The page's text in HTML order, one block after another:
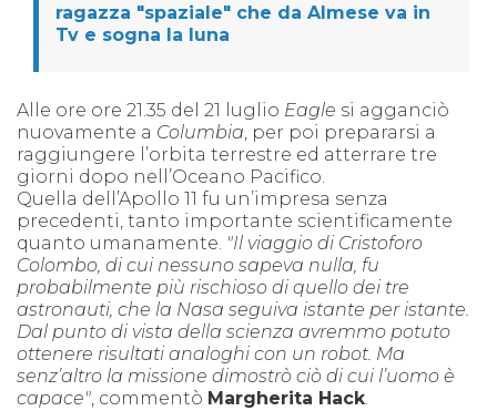
ragazza "spaziale" che da Almese va in
Tv e sogna la luna
Alle ore ore 21.35 del 21 luglio Eagle si agganciò
nuovamente a Columbia, per poi prepararsi a
raggiungere l’orbita terrestre ed atterrare tre
giorni dopo nell’Oceano Pacifico.
Quella dell’Apollo 11 fu un’impresa senza
precedenti, tanto importante scientificamente
quanto umanamente. "Il viaggio di Cristoforo
Colombo, di cui nessuno sapeva nulla, fu
probabilmente più rischioso di quello dei tre
astronauti, che la Nasa seguiva istante per istante.
Dal punto di vista della scienza avremmo potuto
ottenere risultati analoghi con un robot. Ma
senz’altro la missione dimostrò ciò di cui l’uomo è
capace", commentò Margherita Hack.